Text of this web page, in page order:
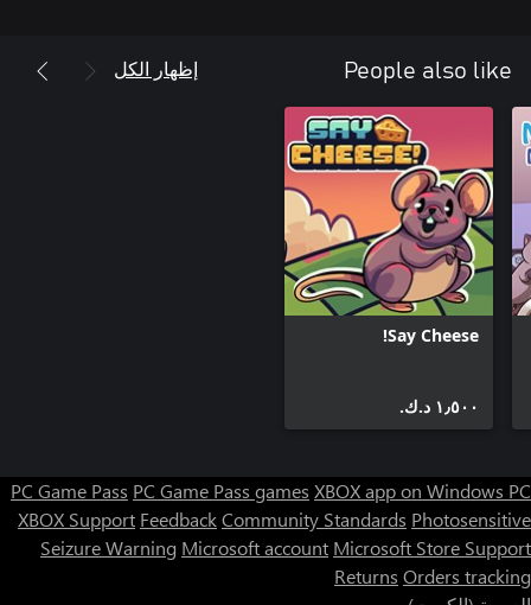
People also like إظهار الكل
Say Cheese!
١٫٥٠٠ د.ك.‏
PC Game Pass PC Game Pass games XBOX app on Windows PC
XBOX Support FeedbackCommunity Standards Photosensitive
Seizure Warning Microsoft account Microsoft Store Support
Returns Orders tracking